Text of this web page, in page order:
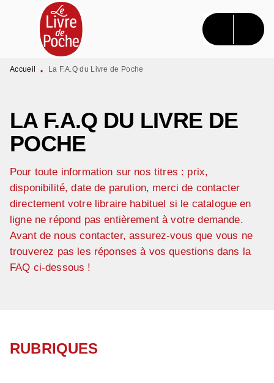
MENU RECHERCHE CONTENU
PIED DE PAGE
Accueil • La F.A.Q du Livre de Poche
LA F.A.Q DU LIVRE DE
POCHE
Pour toute information sur nos titres : prix,
disponibilité, date de parution, merci de contacter
directement votre libraire habituel si le catalogue en
ligne ne répond pas entièrement à votre demande.
Avant de nous contacter, assurez-vous que vous ne
trouverez pas les réponses à vos questions dans la
FAQ ci-dessous !
RUBRIQUES